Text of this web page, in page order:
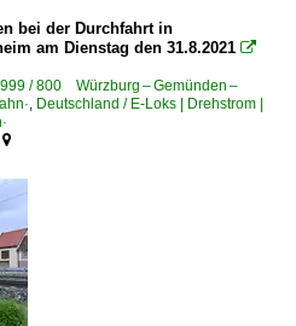
bei der Durchfahrt in
am Dienstag den 31.8.2021 
/ 800 Würzburg – Gemünden –
Deutschland / E-Loks | Drehstrom |
